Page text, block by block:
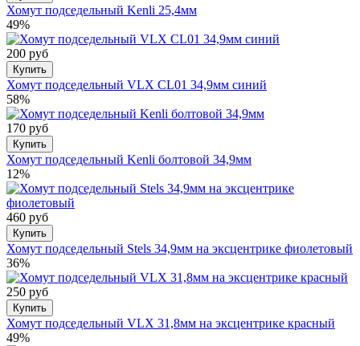
Хомут подседельный Kenli 25,4мм
49%
200 руб
Купить
Хомут подседельный VLX CL01 34,9мм синий
58%
170 руб
Купить
Хомут подседельный Kenli болтовой 34,9мм
12%
460 руб
Купить
Хомут подседельный Stels 34,9мм на эксцентрике фиолетовый
36%
250 руб
Купить
Хомут подседельный VLX 31,8мм на эксцентрике красный
49%